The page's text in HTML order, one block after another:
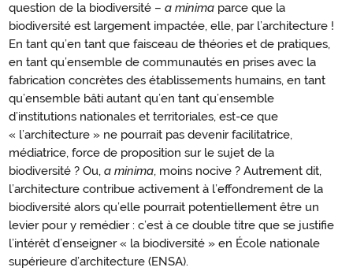
question de la biodiversité – a minima parce que la
biodiversité est largement impactée, elle, par l’architecture !
En tant qu’en tant que faisceau de théories et de pratiques,
en tant qu’ensemble de communautés en prises avec la
fabrication concrètes des établissements humains, en tant
qu’ensemble bâti autant qu’en tant qu’ensemble
d’institutions nationales et territoriales, est-ce que
« l’architecture » ne pourrait pas devenir facilitatrice,
médiatrice, force de proposition sur le sujet de la
biodiversité ? Ou, a minima, moins nocive ? Autrement dit,
l’architecture contribue activement à l’effondrement de la
biodiversité alors qu’elle pourrait potentiellement être un
levier pour y remédier : c’est à ce double titre que se justifie
l’intérêt d’enseigner « la biodiversité » en École nationale
supérieure d’architecture (ENSA).